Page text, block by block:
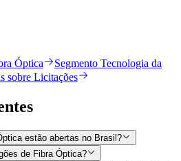
Óptica
Segmento Tecnologia da
sobre Licitações
estão abertas no Brasil?
de Fibra Óptica?